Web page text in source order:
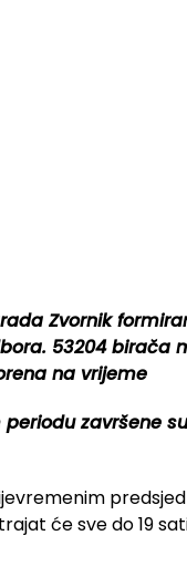
Zvornik
53204 birača
na vrijeme
završene
će sve do 19